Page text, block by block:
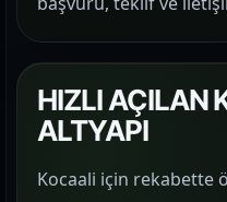
HIZLI AÇILAN
ALTYAPI
Kocaali için rekabette